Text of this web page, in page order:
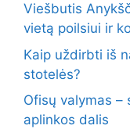
Viešbutis
vietą poilsiui ir
Kaip uždirbti iš
stotelės?
Ofisų valymas
aplinkos dalis